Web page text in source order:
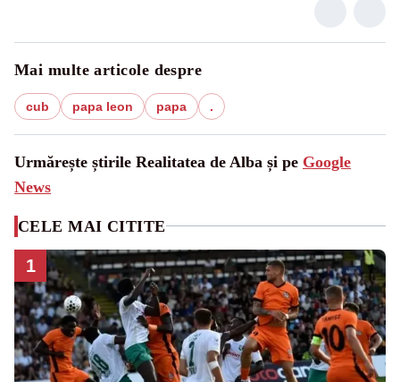
Mai multe articole despre
cub papa leon papa .
Urmărește știrile Realitatea de Alba și pe Google
News
CELE MAI CITITE
1